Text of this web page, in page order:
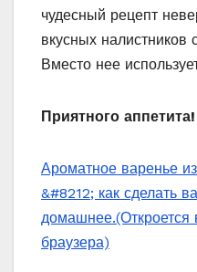
чудесный рецепт
вкусных налистников
Вместо нее
Приятного аппетита!
Ароматное варенье
&#8212; как сделать
домашнее.(Откроется
браузера)